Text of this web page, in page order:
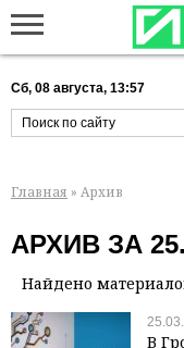
Сб, 08 августа, 13:57
Главная » Архив
АРХИВ ЗА
Найдено
В